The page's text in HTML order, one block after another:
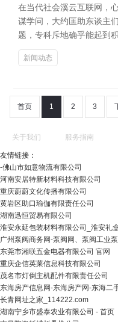
在当代社会溪云互联网，
谋学问，大约匡助东谈主
题，专科斥地确乎能起到
新闻动态
首页 1 2 3
关于我们 服务指南
友情链接：
-佛山市如意物流有限公司
河南安居特新材料科技有限公司
重庆蔚蔚文化传播有限公司
黄岩区助口瑜伽有限责任公司
湖南迅恒贸易有限公司
淮安永延包装材料有限公司_淮安礼
广州泵阀商务网-泵阀网、泵阀工业
东莞市湘联五金电器有限公司 官网
重庆企信英莱信息科技有限公司
茂名市灯倒主机配件有限责任公司
东海房产信息网-东海房产网-东海二
长青网址之家_114222.com
湖南宁乡市盛泰农业有限公司 - 首页